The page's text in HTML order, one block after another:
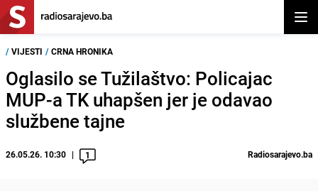
/ VIJESTI / CRNA HRONIKA
Oglasilo se Tužilaštvo: Policajac
MUP-a TK uhapšen jer je odavao
službene tajne
26.05.26. 10:30 1 Radiosarajevo.ba